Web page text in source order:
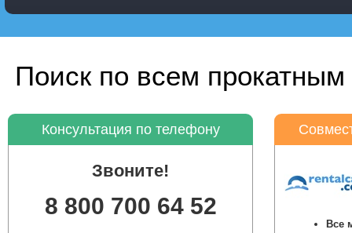
Поиск по всем
Консультация по телефону
Звоните!
8 800 700 64 52
Все